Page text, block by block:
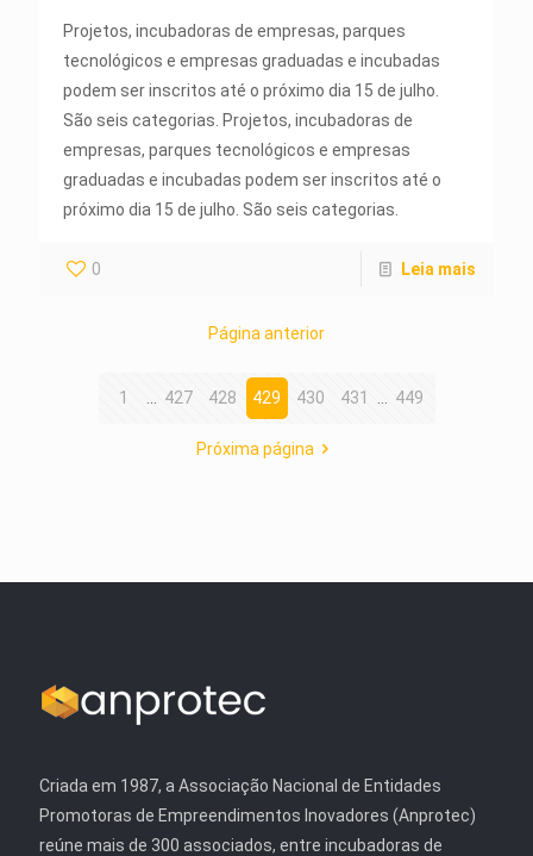
Projetos, incubadoras de empresas, parques
tecnológicos e empresas graduadas e incubadas
podem ser inscritos até o próximo dia 15 de julho.
São seis categorias. Projetos, incubadoras de
empresas, parques tecnológicos e empresas
graduadas e incubadas podem ser inscritos até o
próximo dia 15 de julho. São seis categorias.
0 Leia mais
Página anterior
1 427 428 429 430 431 449
Próxima página
Criada em 1987, a Associação Nacional de Entidades
Promotoras de Empreendimentos Inovadores (Anprotec)
reúne mais de 300 associados, entre incubadoras de